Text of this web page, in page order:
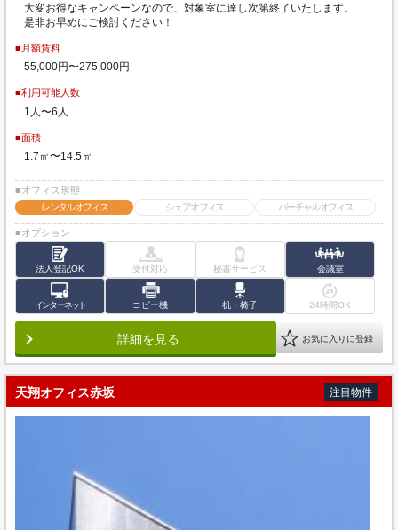
大変お得なキャンペーンなので、対象室に達し次第終了いたします。
是非お早めにご検討ください！
■月額賃料
55,000円〜275,000円
■利用可能人数
1人〜6人
■面積
1.7㎡〜14.5㎡
■オフィス形態
レンタルオフィス
シェアオフィス バーチャルオフィス
■オプション
法人登記OK 受付対応 秘書サービス 会議室
インターネット コピー機 机・椅子 24時間OK
詳細を見る お気に入りに登録
天翔オフィス赤坂 注目物件